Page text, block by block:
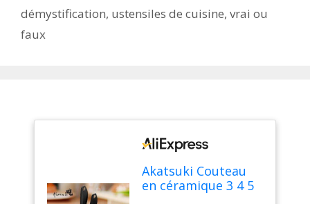
démystification, ustensiles de cuisine, vrai ou
faux
Akatsuki Couteau
en céramique 3 4 5